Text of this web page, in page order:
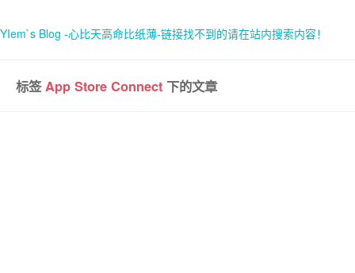
YIem`s Blog -心比天高命比纸薄-链接找不到的请在站内搜索内容！
首页
标签App Store Connect 下的文章